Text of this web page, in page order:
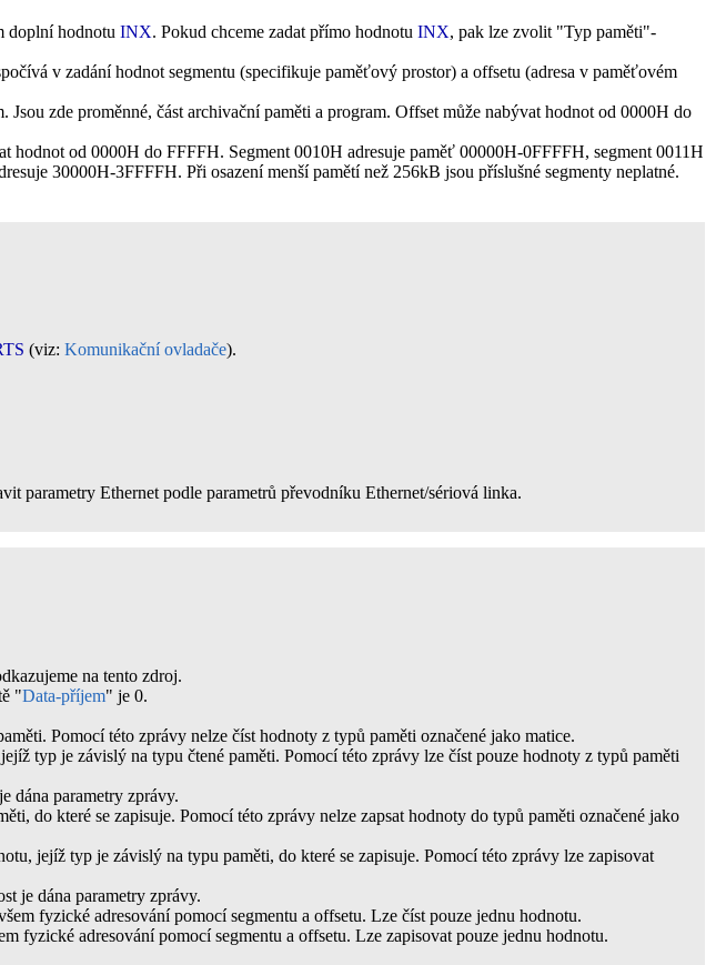
doplní hodnotu INX. Pokud chceme zadat přímo hodnotu INX, pak lze zvolit "Typ paměti"-
v zadání hodnot segmentu (specifikuje paměťový prostor) a offsetu (adresa v paměťovém
zde proměnné, část archivační paměti a program. Offset může nabývat hodnot od 0000H do
od 0000H do FFFFH. Segment 0010H adresuje paměť 00000H-0FFFFH, segment 0011H
30000H-3FFFFH. Při osazení menší pamětí než 256kB jsou příslušné segmenty neplatné.
(viz: Komunikační ovladače).
parametry Ethernet podle parametrů převodníku Ethernet/sériová linka.
na tento zdroj.
"Data-příjem" je 0.
Pomocí této zprávy nelze číst hodnoty z typů paměti označené jako matice.
typ je závislý na typu čtené paměti. Pomocí této zprávy lze číst pouze hodnoty z typů paměti
dána parametry zprávy.
do které se zapisuje. Pomocí této zprávy nelze zapsat hodnoty do typů paměti označené jako
jejíž typ je závislý na typu paměti, do které se zapisuje. Pomocí této zprávy lze zapisovat
je dána parametry zprávy.
fyzické adresování pomocí segmentu a offsetu. Lze číst pouze jednu hodnotu.
fyzické adresování pomocí segmentu a offsetu. Lze zapisovat pouze jednu hodnotu.